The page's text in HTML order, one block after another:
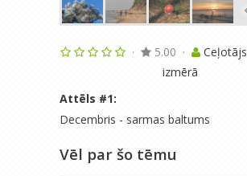
· 5.00 · Ceļotājs
izmērā
Attēls #1:
Decembris - sarmas baltums
Vēl par šo tēmu